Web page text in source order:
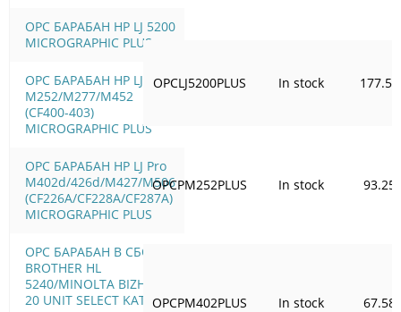
OPC БАРАБАН HP LJ 5200
MICROGRAPHIC PLUS
OPC БАРАБАН HP LJ Pro
M252/M277/M452
(CF400-403)
MICROGRAPHIC PLUS
OPC БАРАБАН HP LJ Pro
M402d/426d/M427/M506
(CF226A/CF228A/CF287A)
MICROGRAPHIC PLUS
OPC БАРАБАН В СБОРЕ
BROTHER HL
5240/MINOLTA BIZHUB
20 UNIT SELECT KATUN
OPCLJ5200PLUS In stock 177.50
OPCPM252PLUS In stock 93.25
OPCPM402PLUS In stock 67.58